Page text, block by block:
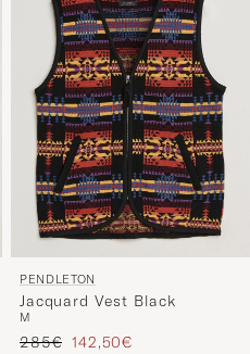
Stil
PENDLETON
Jacquard Vest Black
M
Regulärer Preis
285€ Reduzierter Preis
142,50€